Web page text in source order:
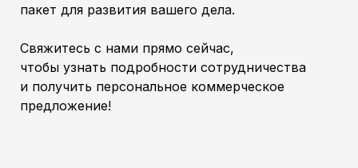
пакет для развития вашего дела.
Свяжитесь с нами прямо сейчас,
чтобы узнать подробности сотрудничества
и получить персональное коммерческое
предложение!